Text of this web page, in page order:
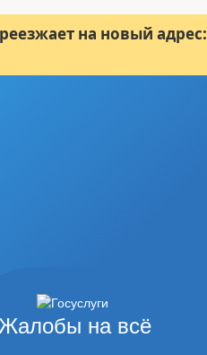
на новый адрес:
Жалобы на всё